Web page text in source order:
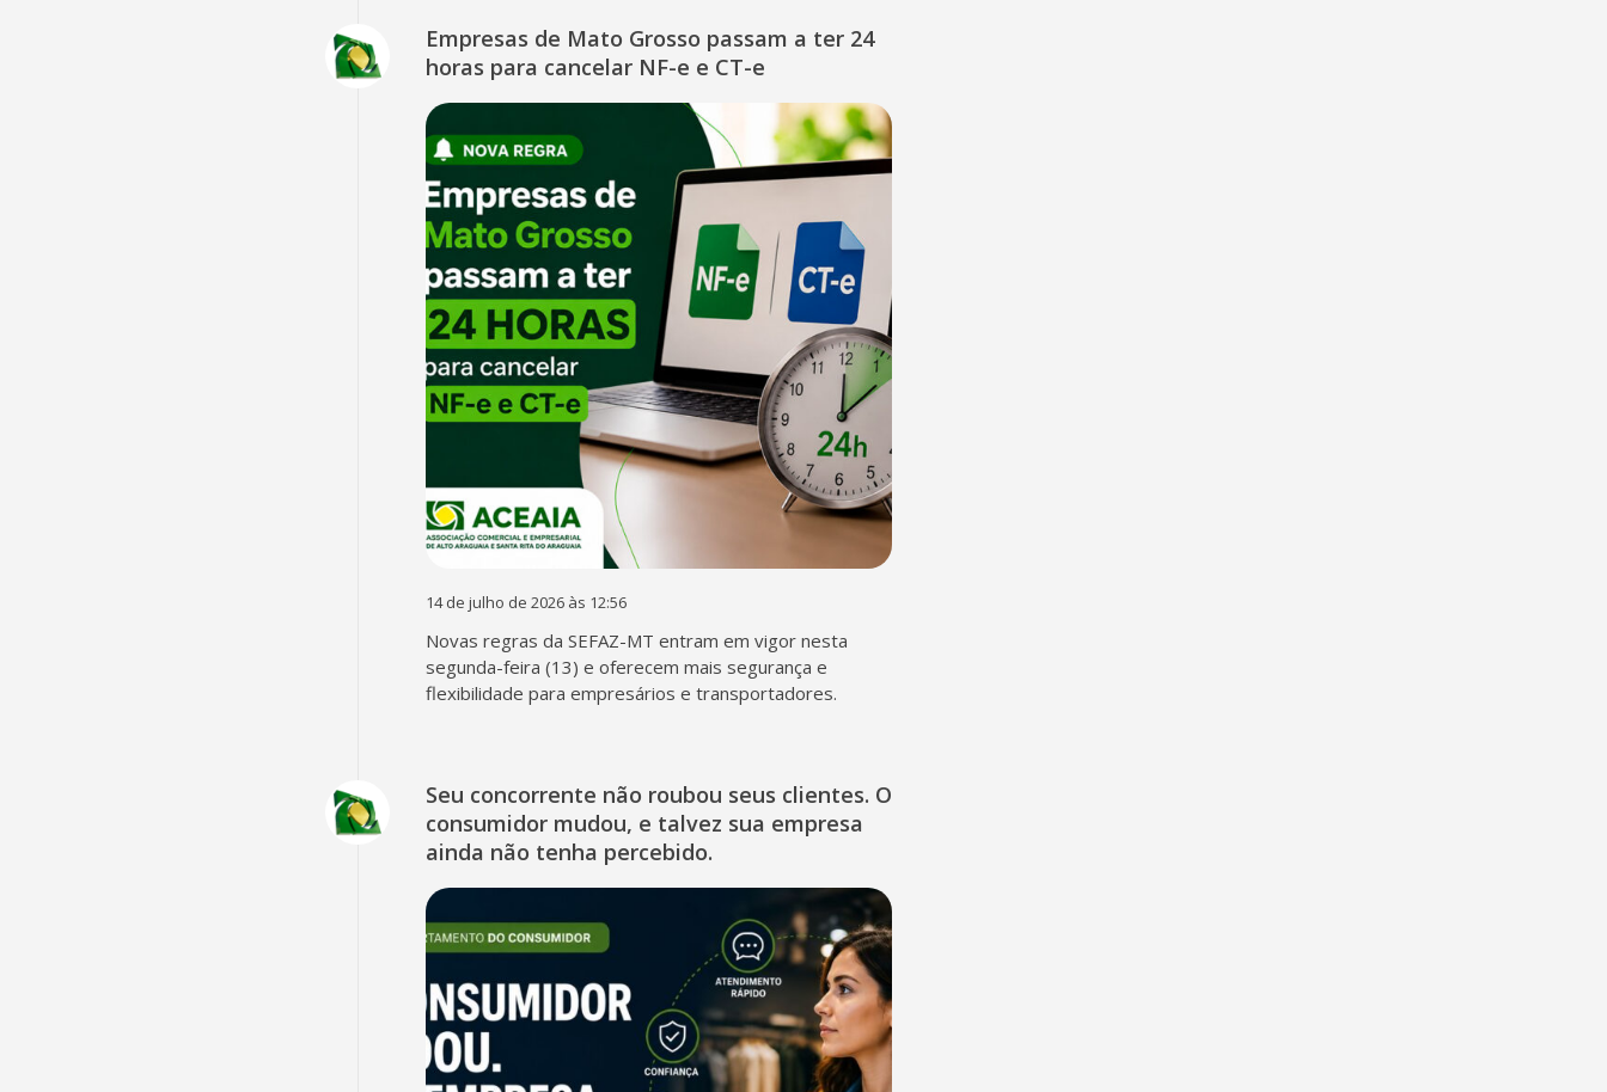
Empresas de Mato Grosso passam a ter 24
horas para cancelar NF-e e CT-e
14 de julho de 2026 às 12:56
Novas regras da SEFAZ-MT entram em vigor nesta
segunda-feira (13) e oferecem mais segurança e
flexibilidade para empresários e transportadores.
Seu concorrente não roubou seus clientes. O
consumidor mudou, e talvez sua empresa
ainda não tenha percebido.